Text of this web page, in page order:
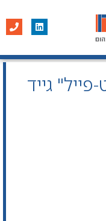
גייד